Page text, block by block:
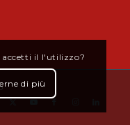
accetti il l'utilizzo?
di più